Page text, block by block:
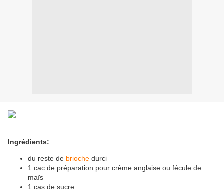
Ingrédients:
du reste de brioche durci
1 cac de préparation pour crème anglaise ou fécule de
maïs
1 cas de sucre